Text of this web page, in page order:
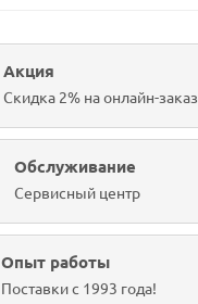
Акция
Скидка 2% на онлайн-заказ
Обслуживание
Сервисный центр
Опыт работы
Поставки с 1993 года!